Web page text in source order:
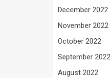
December 2022
November 2022
October 2022
September 2022
August 2022